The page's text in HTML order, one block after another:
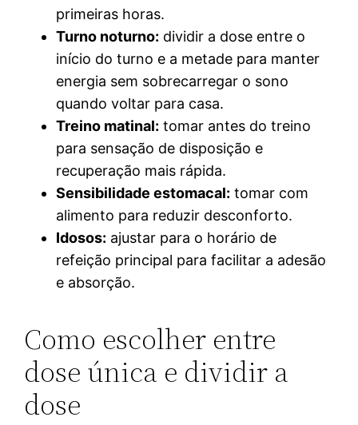
primeiras horas.
Turno noturno: dividir a dose entre o
início do turno e a metade para manter
energia sem sobrecarregar o sono
quando voltar para casa.
Treino matinal: tomar antes do treino
para sensação de disposição e
recuperação mais rápida.
Sensibilidade estomacal: tomar com
alimento para reduzir desconforto.
Idosos: ajustar para o horário de
refeição principal para facilitar a adesão
e absorção.
Como escolher entre
dose única e dividir a
dose